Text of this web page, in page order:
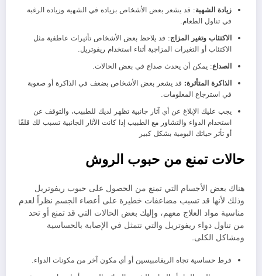
زيادة الشهية: قد يشعر بعض الأشخاص بزيادة في الشهية وزيادة الرغبة
في تناول الطعام.
الاكتئاب وتغير المزاج: قد يلاحظ بعض الأشخاص تأثيرات عاطفية مثل
الاكتئاب أو التغيرات المزاجية أثناء استخدام ريفوتريل.
الصداع: يمكن أن يحدث صداع في بعض الحالات.
الذاكرة المتأثرة: قد يشعر بعض الأشخاص بضعف في الذاكرة أو صعوبة
في استرجاع المعلومات.
يجب عليك الإبلاغ عن أي آثار جانبية تظهر لديك للطبيب، والتوقف عن
استخدام الدواء والتشاور مع الطبيب إذا كانت الآثار الجانبية تسبب لك قلقًا
أو تأثر حياتك اليومية بشكل كبير
حالات تمنع من حبوب الروش
هناك بعض الأجسام التي تمنع من الحصول على حبوب ريفوتريل
وذلك لأنها قد تسبب مضاعفات خطيرة على أعضاء الجسم نظراً لعدم
مناسبة مواد العلاج معهم، وإليك بعض الحالات التي قد تمنع أو تحد
من تناول دواء ريفوتريل والتي تتمثل في الإصابة بالحساسية
ومشاكل الكلى.
فرط حساسية تجاه الريفامبيسين أو أي مكون آخر من مكونات الدواء.